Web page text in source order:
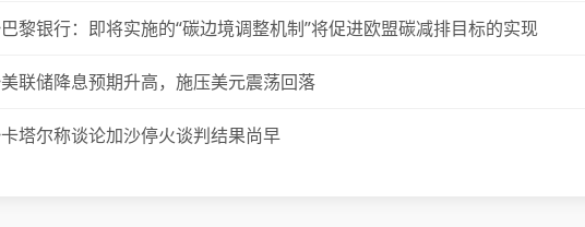
巴黎银行：即将实施的“碳边境调整机制”将促进欧盟碳减排目标的实现
美联储降息预期升高，施压美元震荡回落
卡塔尔称谈论加沙停火谈判结果尚早